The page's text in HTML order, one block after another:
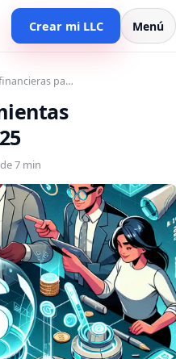
Crear mi LLC Menú
pa…
7 min